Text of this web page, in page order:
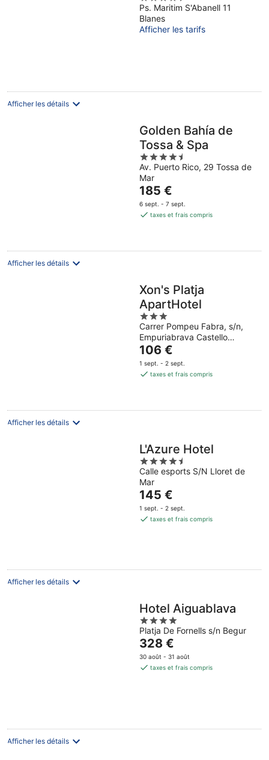
out
of
5
Ps. Maritim S'Abanell 11
Blanes
Afficher les tarifs
Afficher les détails
Golden Bahía de
Tossa & Spa
4.5
out
of
5
Av. Puerto Rico, 29 Tossa de
Mar
Le
prix
est
par
185 €
6 sept. - 7 sept.
taxes et frais compris
Afficher les détails
Xon's Platja
ApartHotel
3
out
of
5
Carrer Pompeu Fabra, s/n,
Empuriabrava Castello
d'Empuries
Le
prix
est
par
106 €
1 sept. - 2 sept.
taxes et frais compris
Afficher les détails
L'Azure Hotel
4.5
out
of
5
Calle esports S/N Lloret de
Mar
Le
prix
est
145 €
1 sept. - 2 sept.
taxes et frais compris
Afficher les détails
Hotel Aiguablava
4
out
of
5
Platja De Fornells s/n Begur
Le
prix
est
328 €
30 août - 31 août
taxes et frais compris
Afficher les détails